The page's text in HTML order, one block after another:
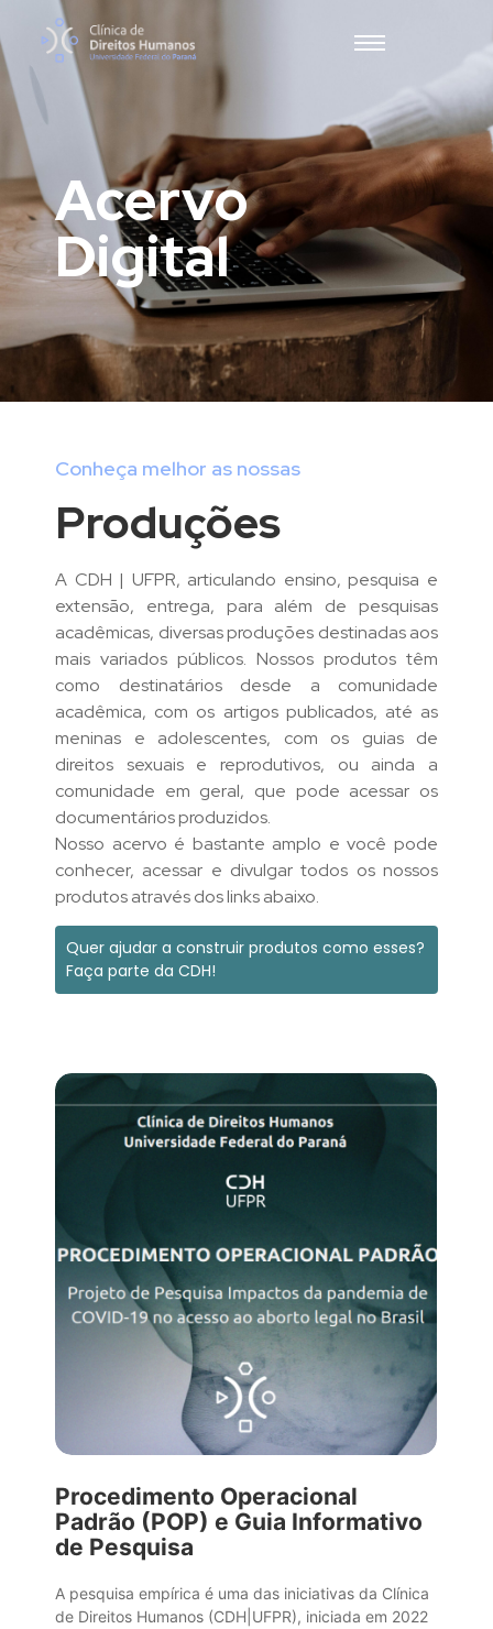
Acervo
Digital
Conheça melhor as nossas
Produções
A CDH | UFPR, articulando ensino, pesquisa e
extensão, entrega, para além de pesquisas
acadêmicas, diversas produções destinadas aos
mais variados públicos. Nossos produtos têm
como destinatários desde a comunidade
acadêmica, com os artigos publicados, até as
meninas e adolescentes, com os guias de
direitos sexuais e reprodutivos, ou ainda a
comunidade em geral, que pode acessar os
documentários produzidos.
Nosso acervo é bastante amplo e você pode
conhecer, acessar e divulgar todos os nossos
produtos através dos links abaixo.
Quer ajudar a construir produtos como esses?
Faça parte da CDH!
Procedimento Operacional
Padrão (POP) e Guia Informativo
de Pesquisa
A pesquisa empírica é uma das iniciativas da Clínica
de Direitos Humanos (CDH|UFPR), iniciada em 2022